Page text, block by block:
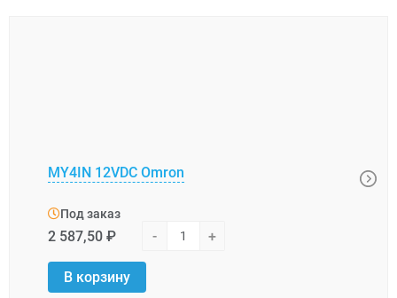
MY4IN 12VDC Omron
Под заказ
2 587,50 ₽ - +
В корзину